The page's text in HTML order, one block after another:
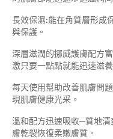
長效保濕:能在角質層形成
與保護。
深層滋潤的挪威護膚配方
激只要一點點就能迅速滋
每天使用幫助改善肌膚問
現肌膚健康光采。
溫和配方迅速吸收─質地
膚乾裂恢復柔嫩膚質。